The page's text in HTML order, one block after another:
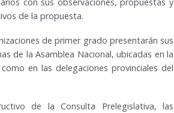
con sus observaciones, propuestas y
de la propuesta.
de primer grado presentarán sus
de la Asamblea Nacional, ubicadas en la
en las delegaciones provinciales del
de la Consulta Prelegislativa, las